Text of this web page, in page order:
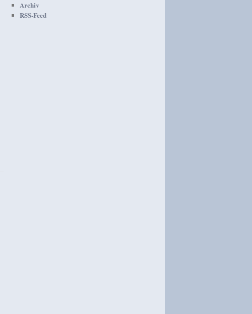
Archiv
RSS-Feed